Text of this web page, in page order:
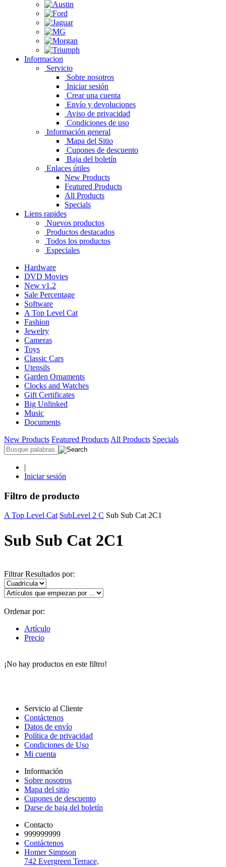
Informacion
Servicio
Sobre nosotros
Iniciar sesión
Crear una cuenta
Envío y devoluciones
Aviso de privacidad
Condiciones de uso
Información general
Mapa del Sitio
Cupones de descuento
Baja del boletín
Enlaces útiles
New Products
Featured Products
All Products
Specials
Liens rapides
Nuevos productos
Productos destacados
Todos los productos
Especiales
Hardware
DVD Movies
New v1.2
Sale Percentage
Software
A Top Level Cat
Fashion
Jewelry
Cameras
Toys
Classic Cars
Utensils
Garden Ornaments
Clocks and Watches
Gift Certificates
Big Unlinked
Music
Documents
New Products Featured Products All Products Specials
|
Iniciar sesión
Filtro de producto
A Top Level Cat SubLevel 2 C Sub Sub Cat 2C1
Sub Sub Cat 2C1
Filtrar Resultados por:
Ordenar por:
Artículo
Precio
¡No hay productos en este filtro!
Servicio al Cliente
Contáctenos
Datos de envío
Política de privacidad
Condiciones de Uso
Mi cuenta
Información
Sobre nosotros
Mapa del sitio
Cupones de descuento
Darse de baja del boletín
Contacto
999999999
Contáctenos
Homer Simpson
742 Evergreen Terrace,